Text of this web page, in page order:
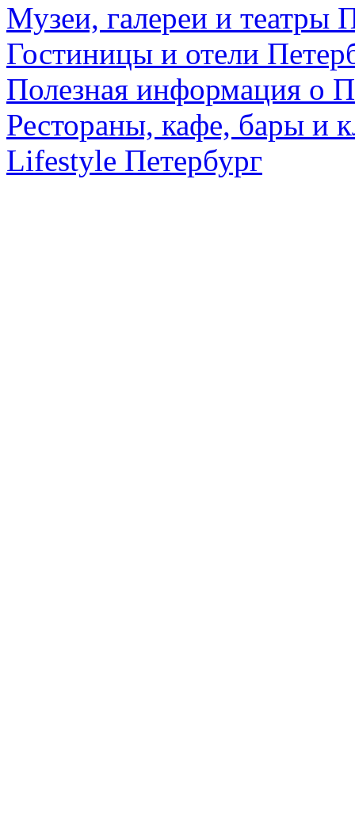
Музеи, галереи и театры
Гостиницы и отели
Полезная информация о
Рестораны, кафе, бары и
Lifestyle Петербург